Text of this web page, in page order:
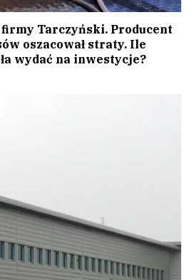
firmy Tarczyński. Producent
oszacował straty. Ile
wydać na inwestycje?